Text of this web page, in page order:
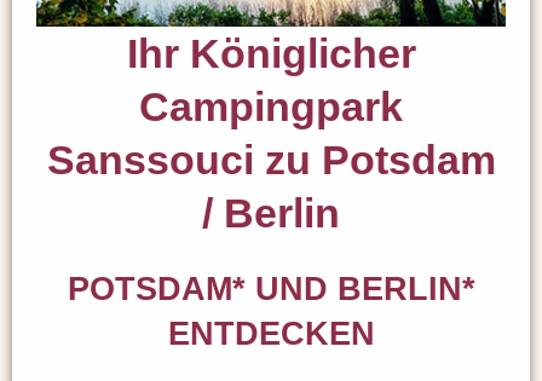
Ihr Königlicher
Campingpark
Sanssouci zu Potsdam
/ Berlin
POTSDAM* UND BERLIN*
ENTDECKEN